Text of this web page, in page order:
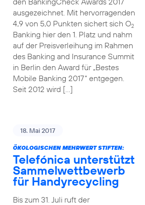
ausgezeichnet. Mit hervorragenden
4,9 von 5,0 Punkten sichert sich O2
Banking hier den 1. Platz und nahm
auf der Preisverleihung im Rahmen
des Banking and Insurance Summit
in Berlin den Award für „Bestes
Mobile Banking 2017“ entgegen.
Seit 2012 wird […]
18. Mai 2017
ÖKOLOGISCHEN MEHRWERT STIFTEN:
Telefónica unterstützt
Sammelwettbewerb
für Handyrecycling
Bis zum 31. Juli ruft der